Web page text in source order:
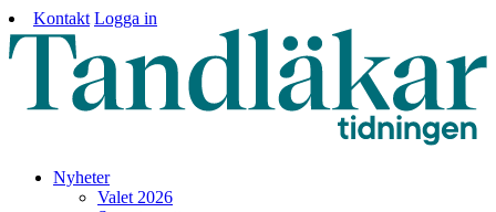
Kontakt Logga in
Nyheter
Valet 2026